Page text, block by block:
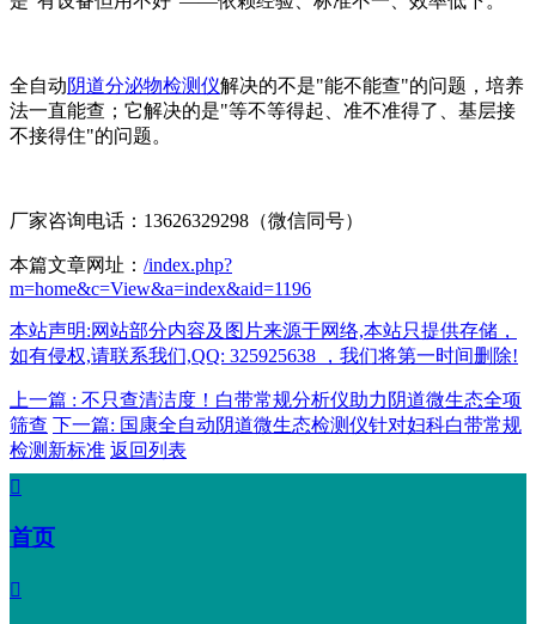
全自动阴道分泌物检测仪解决的不是"能不能查"的问题，培养
法一直能查；它解决的是"等不等得起、准不准得了、基层接
不接得住"的问题。
厂家咨询电话：13626329298（微信同号）
本篇文章网址： /index.php?
m=home&c=View&a=index&aid=1196
本站声明:网站部分内容及图片来源于网络,本站只提供存储，
如有侵权,请联系我们,QQ: 325925638 ，我们将第一时间删除!
上一篇 : 不只查清洁度！白带常规分析仪助力阴道微生态全项
筛查 下一篇: 国康全自动阴道微生态检测仪针对妇科白带常规
检测新标准 返回列表

首页
